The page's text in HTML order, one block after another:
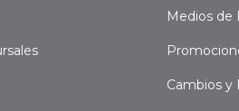
Medios de
Cambios y